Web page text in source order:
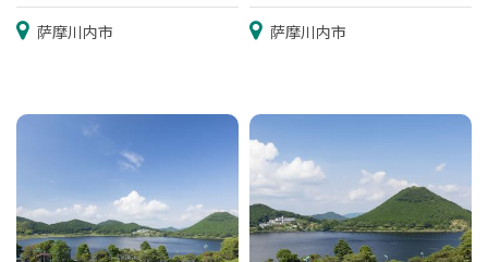
萨摩川内市 萨摩川内市